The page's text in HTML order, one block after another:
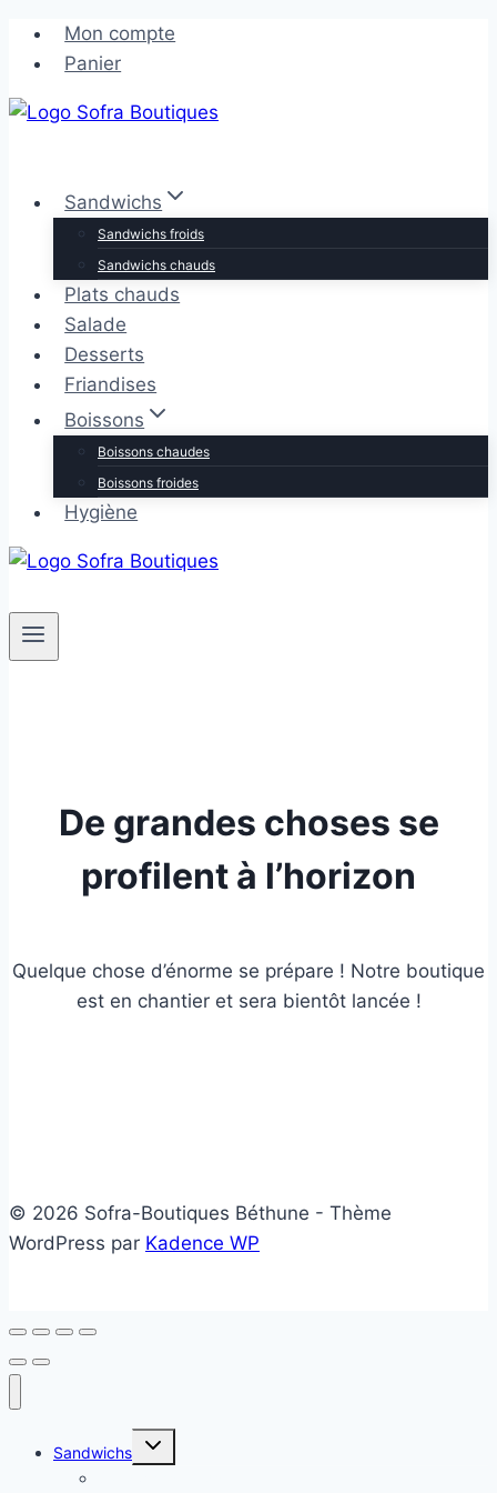
Aller
contenu
Aller
contenu
Mon compte
Panier
Sandwichs
Sandwichs froids
Sandwichs chauds
Plats chauds
Salade
Desserts
Friandises
Boissons
Boissons chaudes
Boissons froides
Hygiène
De grandes choses se
profilent à l’horizon
Quelque chose d’énorme se prépare ! Notre boutique
est en chantier et sera bientôt lancée !
© 2026 Sofra-Boutiques Béthune - Thème
WordPress par Kadence WP
Sandwichs
Ouvrir/fermer